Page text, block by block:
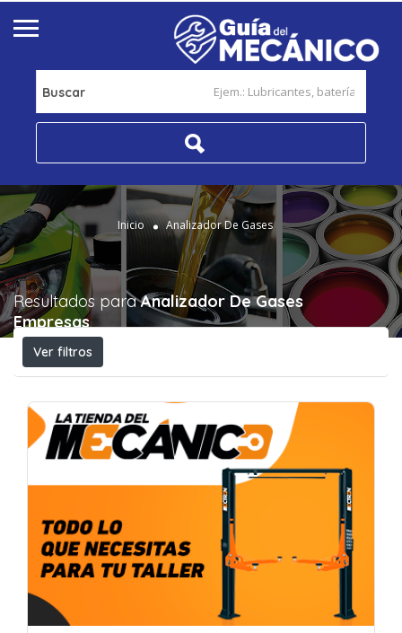
Buscar
Inicio Analizador De Gases
Resultados paraAnalizador De Gases
Empresas
Ver filtros